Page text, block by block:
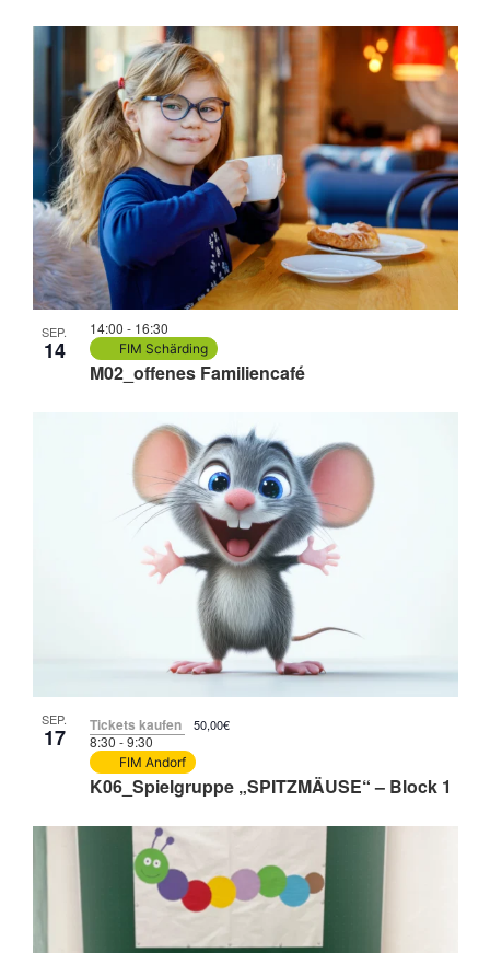
SEP.
14
M02_offenes Familiencafé
14:00 - 16:30
FIM Schärding
SEP.
17
K06_Spielgruppe „SPITZMÄUSE“ – Block 1
8:30-9:30
FIM Andorf
Tickets kaufen 50,00€